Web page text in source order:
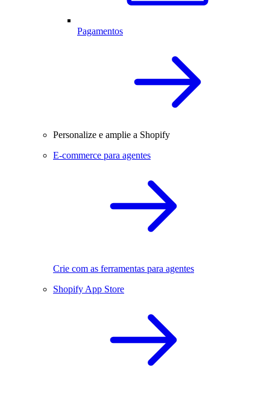
Pagamentos
Personalize e amplie a Shopify
E-commerce para agentes
Crie com as ferramentas para agentes
Shopify App Store